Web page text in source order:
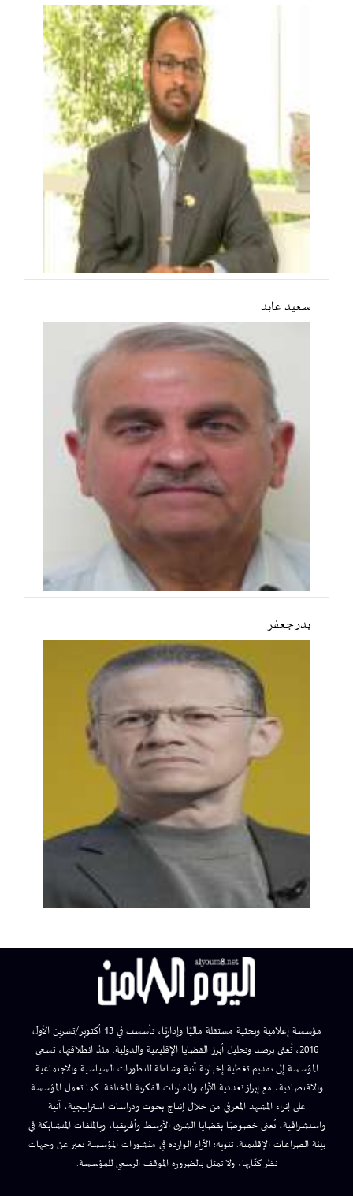
سعید عابد
بدر جعفر
مؤسسة إعلامية وبحثية مستقلة ماليًا وإداريًا، تأسست في 13 أكتوبر/تشرين الأول
2016، تُعنى برصد وتحليل أبرز القضايا الإقليمية والدولية. منذ انطلاقتها، تسعى
المؤسسة إلى تقديم تغطية إخبارية آنية وشاملة للتطورات السياسية والاجتماعية
والاقتصادية، مع إبراز تعددية الآراء والمقاربات الفكرية المختلفة. كما تعمل المؤسسة
على إثراء المشهد المعرفي من خلال إنتاج بحوث ودراسات استراتيجية، آنية
واستشرافية، تُعنى خصوصًا بقضايا الشرق الأوسط وأفريقيا، وبالملفات المتشابكة في
بيئة الصراعات الإقليمية. تنويه: الآراء الواردة في منشورات المؤسسة تعبر عن وجهات
نظر كتّابها، ولا تمثل بالضرورة الموقف الرسمي للمؤسسة.